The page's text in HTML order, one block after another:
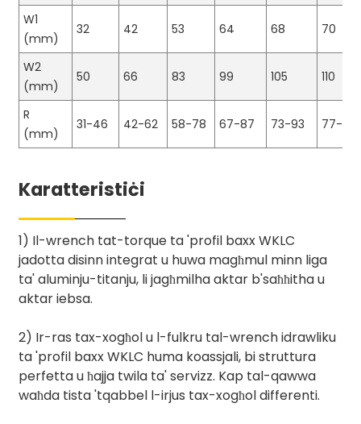
W1
(mm)
32 42 53 64 68 70
W2
(mm)
50 66 83 99 105 110
R
(mm)
31-46 42-62 58-78 67-87 73-93 77-102
Karatteristiċi
1) Il-wrench tat-torque ta 'profil baxx WKLC
jadotta disinn integrat u huwa magħmul minn liga
ta' aluminju-titanju, li jagħmilha aktar b'saħħitha u
aktar iebsa.
2) Ir-ras tax-xogħol u l-fulkru tal-wrench idrawliku
ta 'profil baxx WKLC huma koassjali, bi struttura
perfetta u ħajja twila ta' servizz. Kap tal-qawwa
waħda tista 'tqabbel l-irjus tax-xogħol differenti.